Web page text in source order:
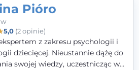
Pióro
5,0(2 opinie)
z zakresu psychologii i
dziecięcej. Nieustannie dążę do
swojej wiedzy, uczestnicząc w